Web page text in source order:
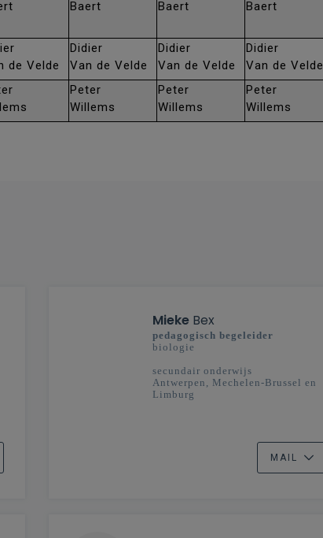
Baert
Baert
Baert
de Velde
Didier
Van de Velde
Didier
Van de Velde
Didier
Van de Velde
Peter
Willems
Peter
Willems
Peter
Willems
MiekeBex
pedagogisch begeleider
biologie
secundair onderwijs
Antwerpen, Mechelen-Brussel en
Limburg
MAIL